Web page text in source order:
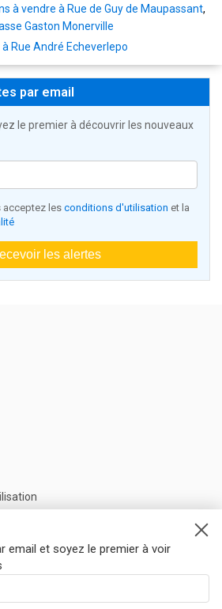
à vendre à Rue de Guy de Maupassant,
Gaston Monerville
Rue André Echeverlepo
par email
le premier à découvrir les nouveaux
acceptez les conditions d'utilisation et la
les alertes
email et soyez le premier à voir